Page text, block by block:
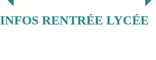
INFOS RENTRÉE LYCÉE